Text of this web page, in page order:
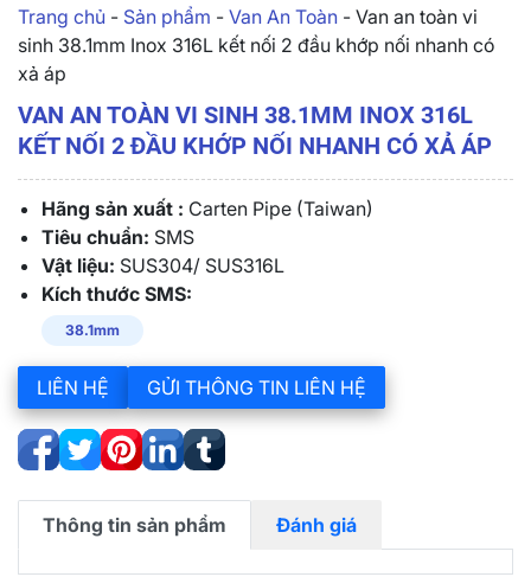
Trang chủ - Sản phẩm - Van An Toàn - Van an toàn vi
sinh 38.1mm Inox 316L kết nối 2 đầu khớp nối nhanh có
xả áp
VAN AN TOÀN VI SINH 38.1MM INOX 316L
KẾT NỐI 2 ĐẦU KHỚP NỐI NHANH CÓ XẢ ÁP
Hãng sản xuất : Carten Pipe (Taiwan)
Tiêu chuẩn: SMS
Vật liệu: SUS304/ SUS316L
Kích thước SMS:
38.1mm
LIÊN HỆ GỬI THÔNG TIN LIÊN HỆ
Thông tin sản phẩm Đánh giá